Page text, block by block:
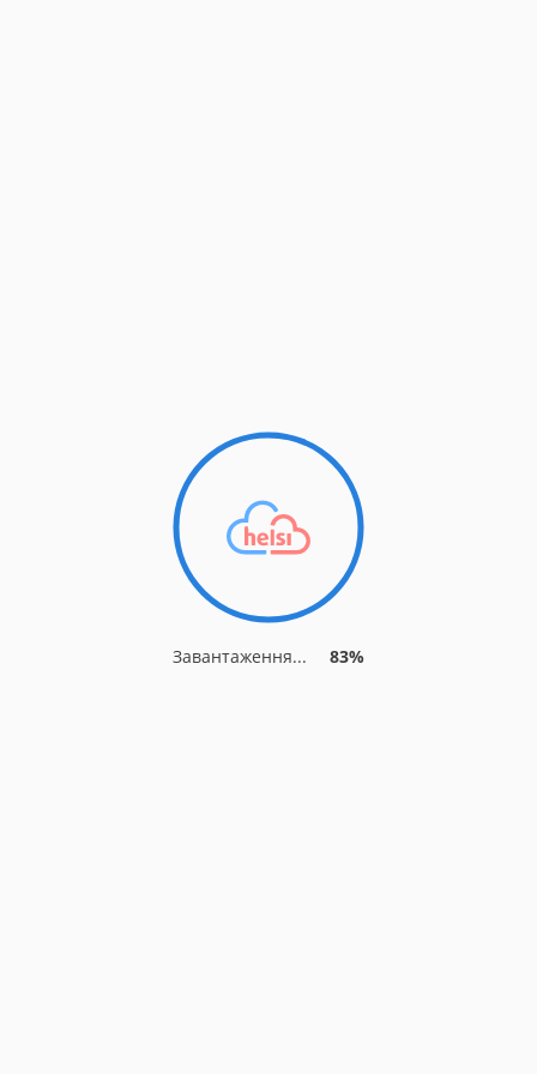
Завантаження... 83%